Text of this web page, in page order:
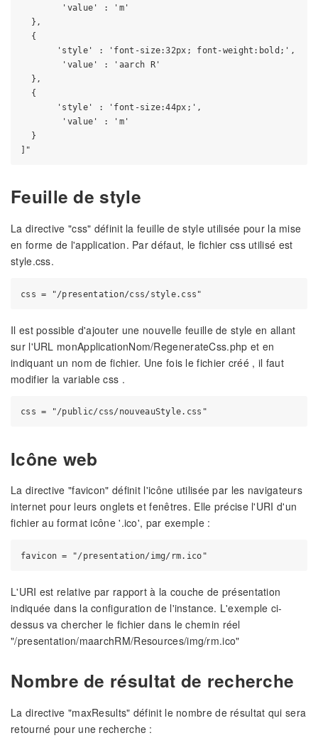
        'value' : 'm'
  },
  {
       'style' : 'font-size:32px; font-weight:bold;',
        'value' : 'aarch R'
  },
  {
       'style' : 'font-size:44px;',
        'value' : 'm'
  }
Feuille de style
La directive "css" définit la feuille de style utilisée pour la mise
en forme de l'application. Par défaut, le fichier css utilisé est
style.css.
Il est possible d'ajouter une nouvelle feuille de style en allant
sur l'URL monApplicationNom/RegenerateCss.php et en
indiquant un nom de fichier. Une fois le fichier créé , il faut
modifier la variable css .
Icône web
La directive "favicon" définit l'icône utilisée par les navigateurs
internet pour leurs onglets et fenêtres. Elle précise l'URI d'un
fichier au format icône '.ico', par exemple :
L'URI est relative par rapport à la couche de présentation
indiquée dans la configuration de l'instance. L'exemple ci-
dessus va chercher le fichier dans le chemin réel
"/presentation/maarchRM/Resources/img/rm.ico"
Nombre de résultat de recherche
La directive "maxResults" définit le nombre de résultat qui sera
retourné pour une recherche :